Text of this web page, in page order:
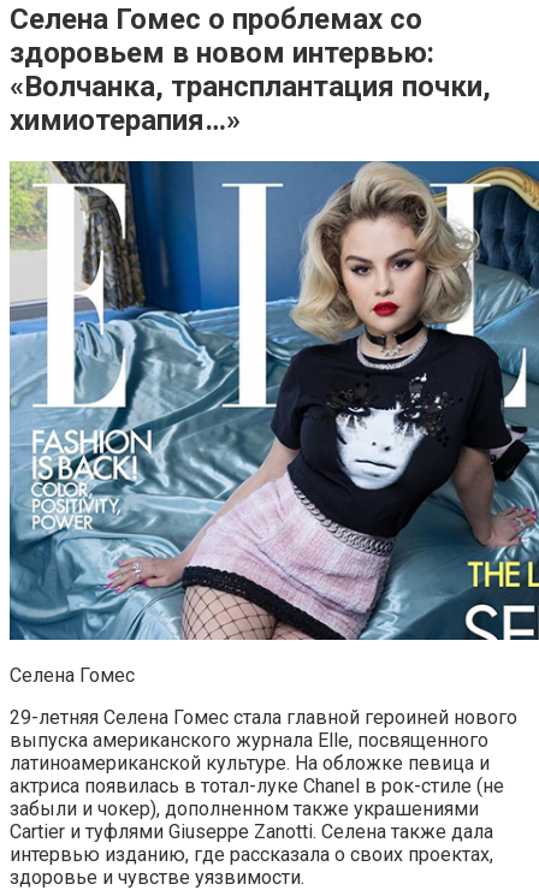
Селена Гомес о проблемах со
здоровьем в новом интервью:
«Волчанка, трансплантация почки,
химиотерапия…»
Селена Гомес
29-летняя Селена Гомес стала главной героиней нового
выпуска американского журнала Elle, посвященного
латиноамериканской культуре. На обложке певица и
актриса появилась в тотал-луке Chanel в рок-стиле (не
забыли и чокер), дополненном также украшениями
Cartier и туфлями Giuseppe Zanotti. Селена также дала
интервью изданию, где рассказала о своих проектах,
здоровье и чувстве уязвимости.